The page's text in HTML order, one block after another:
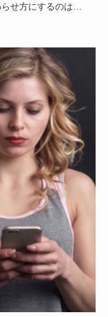
せ方にするのはコ